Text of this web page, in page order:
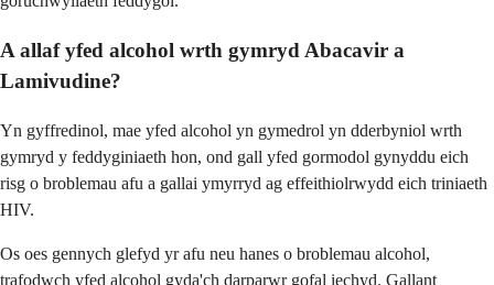
A allaf yfed alcohol wrth gymryd Abacavir a
Lamivudine?
Yn gyffredinol, mae yfed alcohol yn gymedrol yn dderbyniol wrth
gymryd y feddyginiaeth hon, ond gall yfed gormodol gynyddu eich
risg o broblemau afu a gallai ymyrryd ag effeithiolrwydd eich triniaeth
HIV.
Os oes gennych glefyd yr afu neu hanes o broblemau alcohol,
trafodwch yfed alcohol gyda'ch darparwr gofal iechyd. Gallant